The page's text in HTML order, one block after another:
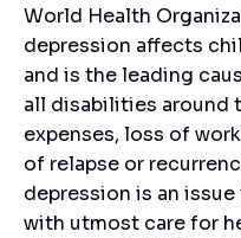
World Health
depression affects
and is the leading
all disabilities around
expenses, loss of
of relapse or
depression is an
with utmost care for